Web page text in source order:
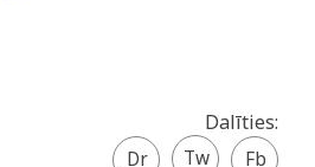
Dalīties:
Facebook
Twitter